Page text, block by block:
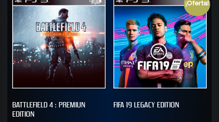
BATTLEFIELD 4 : PREMIUN
EDITION
¡Oferta!
FIFA 19 LEGACY EDITION